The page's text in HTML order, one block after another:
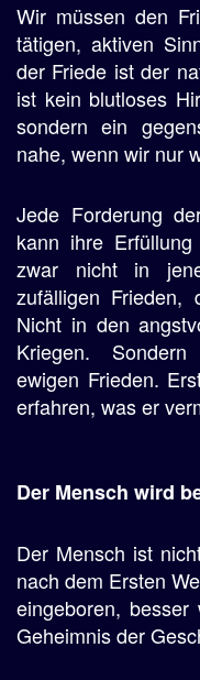
Wir müssen den
tätigen, aktiven
der Friede ist der
ist kein blutloses
sondern ein
nahe, wenn wir nur
Jede Forderung
kann ihre
zwar nicht in
zufälligen
Nicht in den
Kriegen.
ewigen Frieden.
erfahren, was er
Der Mensch wird
Der Mensch ist
nach dem Ersten
eingeboren,
Geheimnis der